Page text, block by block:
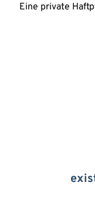
Eine private